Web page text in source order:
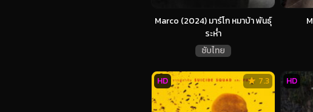
Marco (2024) มาร์โก หมาบ้า พันธุ์
ระห่ำ
ซับไทย
7.3
HD HD